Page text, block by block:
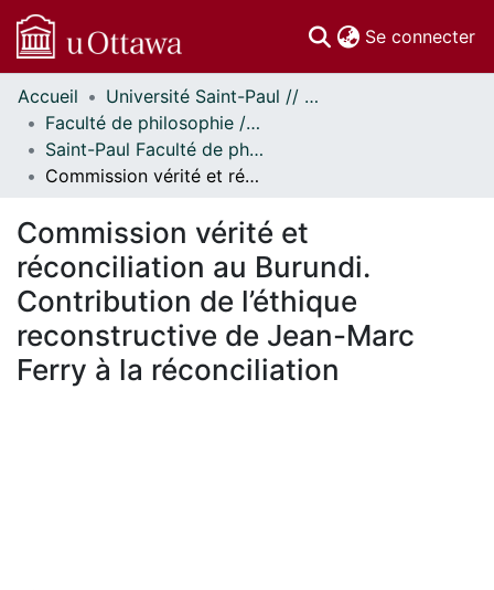
Se connecter
Communautés
et collections
Parcourir
Statistiques
À propos
Accueil
Université Saint-Paul // Saint Paul University
Faculté de philosophie // Faculty of Philosophy
Saint-Paul Faculté de philosophie - Mémoires // Saint Paul Faculty of Philosophy - Research Papers
Commission vérité et réconciliation au Burundi. Contribution de l’éthique reconstructive de Jean-Marc Ferry à la réconciliation
Commission vérité et
réconciliation au Burundi.
Contribution de l’éthique
reconstructive de Jean-Marc
Ferry à la réconciliation